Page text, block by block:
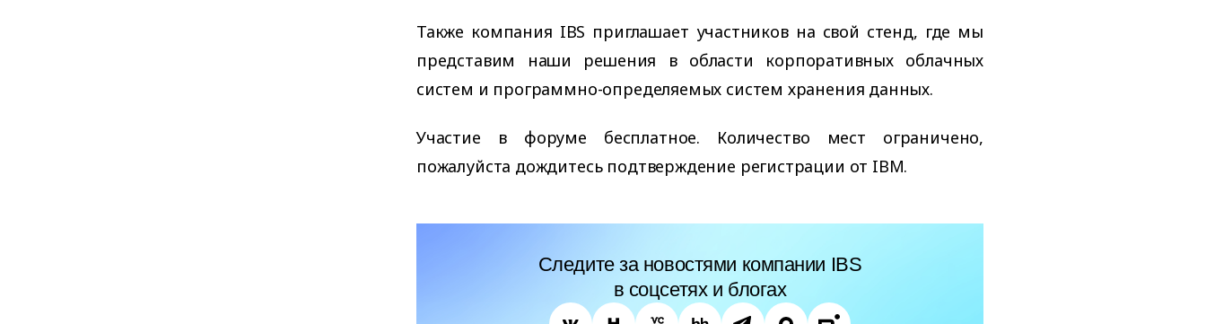
Также компания IBS приглашает участников на свой стенд, где мы
представим наши решения в области корпоративных облачных
систем и программно-определяемых систем хранения данных.
Участие в форуме бесплатное. Количество мест ограничено,
пожалуйста дождитесь подтверждение регистрации от IBM.
Следите за новостями компании IBS
в соцсетях и блогах